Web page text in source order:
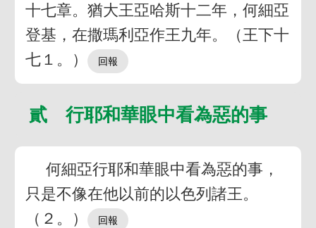
十七章。猶大王亞哈斯十二年，何細亞
登基，在撒瑪利亞作王九年。（王下十
七１。）
貳 行耶和華眼中看為惡的事
何細亞行耶和華眼中看為惡的事，
只是不像在他以前的以色列諸王。
（２。）